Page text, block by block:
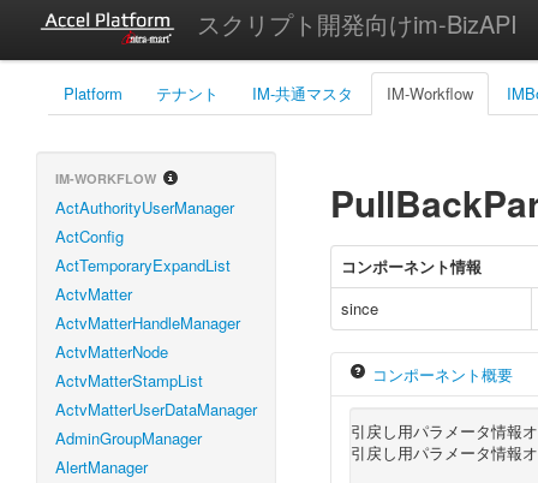
スクリプト開発向けim-BizAPI
Platform テナント IM-共通マスタ IM-Workflow
IM-WORKFLOW
ActAuthorityUserManager
ActConfig
ActTemporaryExpandList
ActvMatter
ActvMatterHandleManager
ActvMatterNode
ActvMatterStampList
ActvMatterUserDataManager
AdminGroupManager
AlertManager
コンポーネント情報
since
コンポーネント概要
引戻し用パラメータ情報
引戻し用パラメータ情報